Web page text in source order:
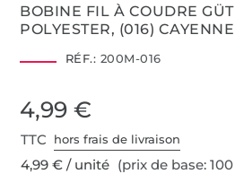
BOBINE FIL À COUDRE
POLYESTER, (016) CAYENNE
RÉF.: 200M-016
4,99 €
TTC hors frais de livraison
4,99 € / unité (prix de base: